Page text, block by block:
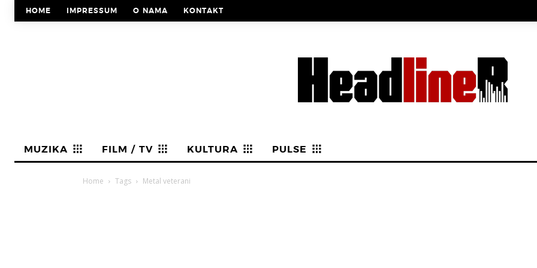
HOME IMPRESSUM O NAMA KONTAKT
MUZIKA FILM / TV KULTURA PULSE
Home Tags Metal veterani